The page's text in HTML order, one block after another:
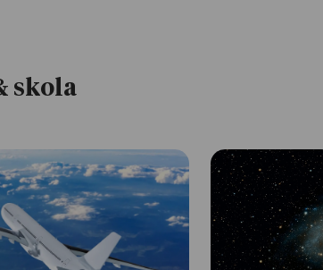
skola